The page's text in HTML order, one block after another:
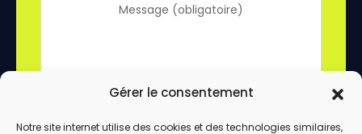
Gérer le consentement
Notre site internet utilise des cookies et des technologies similaires,